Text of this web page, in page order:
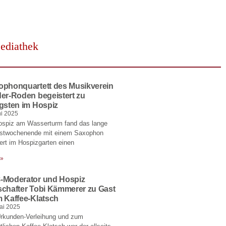
des Musikverein
Roden begeistert zu
im Hospiz
2025
am Wasserturm fand das lange
mit einem Saxophon
im Hospizgarten einen
Moderator und Hospiz
Tobi Kämmerer zu Gast
Kaffee-Klatsch
2025
Verleihung und zum